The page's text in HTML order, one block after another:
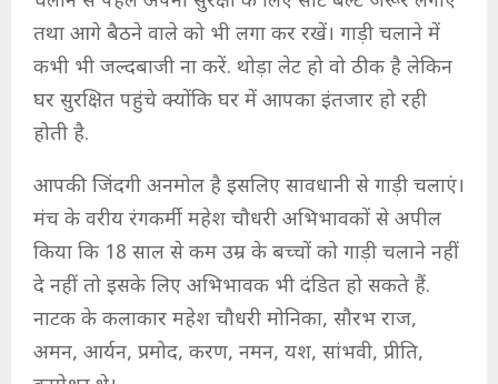
तथा आगे बैठने वाले को भी लगा कर रखें। गाड़ी चलाने में
कभी भी जल्दबाजी ना करें. थोड़ा लेट हो वो ठीक है लेकिन
घर सुरक्षित पहुंचे क्योंकि घर में आपका इंतजार हो रही
होती है.
आपकी जिंदगी अनमोल है इसलिए सावधानी से गाड़ी चलाएं।
मंच के वरीय रंगकर्मी महेश चौधरी अभिभावकों से अपील
किया कि 18 साल से कम उम्र के बच्चों को गाड़ी चलाने नहीं
दे नहीं तो इसके लिए अभिभावक भी दंडित हो सकते हैं.
नाटक के कलाकार महेश चौधरी मोनिका, सौरभ राज,
अमन, आर्यन, प्रमोद, करण, नमन, यश, सांभवी, प्रीति,